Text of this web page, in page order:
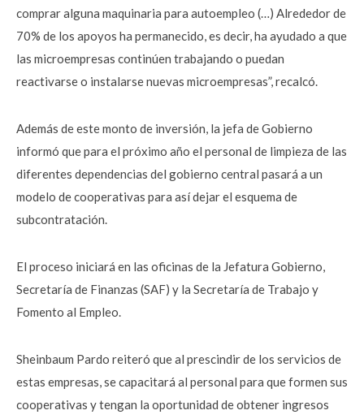
comprar alguna maquinaria para autoempleo (…) Alrededor de
70% de los apoyos ha permanecido, es decir, ha ayudado a que
las microempresas continúen trabajando o puedan
reactivarse o instalarse nuevas microempresas”, recalcó.
Además de este monto de inversión, la jefa de Gobierno
informó que para el próximo año el personal de limpieza de las
diferentes dependencias del gobierno central pasará a un
modelo de cooperativas para así dejar el esquema de
subcontratación.
El proceso iniciará en las oficinas de la Jefatura Gobierno,
Secretaría de Finanzas (SAF) y la Secretaría de Trabajo y
Fomento al Empleo.
Sheinbaum Pardo reiteró que al prescindir de los servicios de
estas empresas, se capacitará al personal para que formen sus
cooperativas y tengan la oportunidad de obtener ingresos